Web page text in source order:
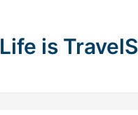
Life is TravelS